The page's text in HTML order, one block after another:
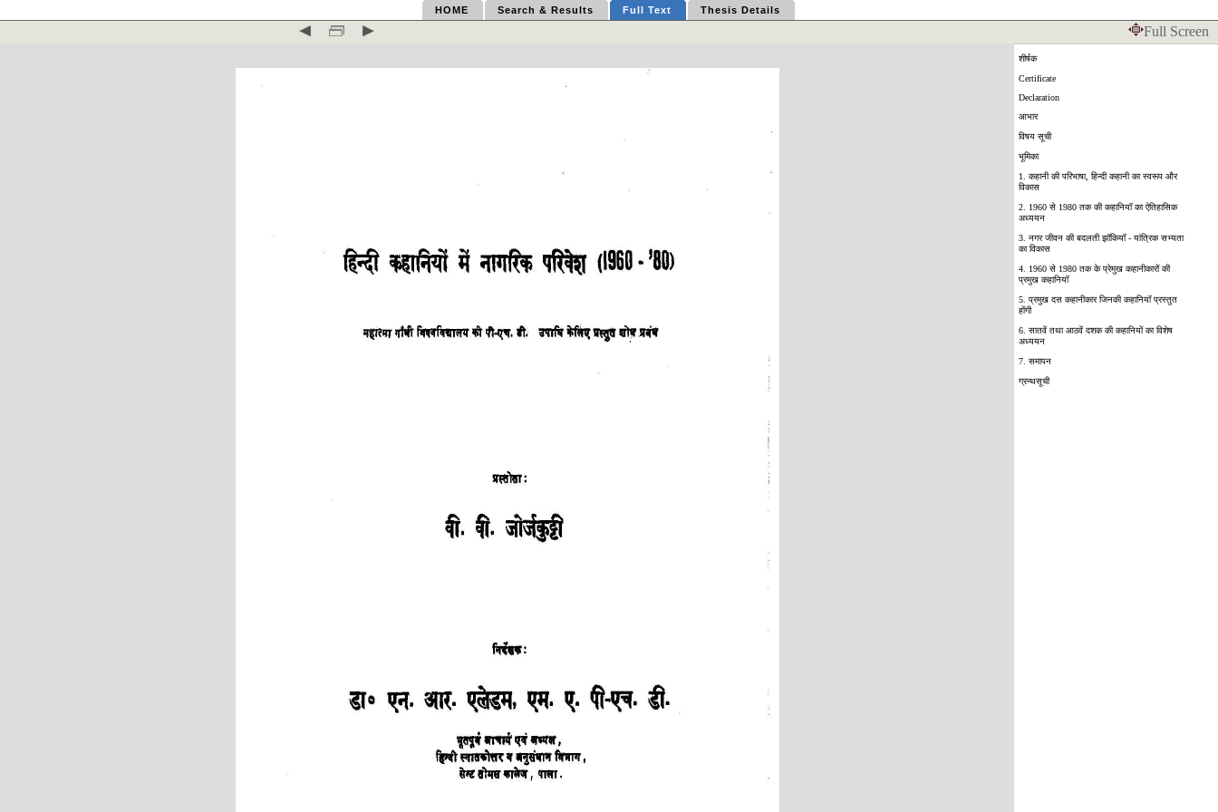
HOME Search & Results Full Text Thesis Details
Full Screen
शीर्षक
Certificate
Declaration
आभार
विषय सूची
भूमिका
1. कहानी की परिभाषा, हिन्दी कहानी का स्वरूप और
विकास
2. 1960 से 1980 तक की कहानियॉ का ऐतिहासिक
अध्ययन
3. नगर जीवन की बदलती झॉकियॉ - यांत्रिक सभ्यता
का विकास
4. 1960 से 1980 तक के प्रेमुख कहानीकारों की
प्रमुख कहानियॉ
5. प्रमुख दस कहानीकार जिनकी कहानियॉ प्रस्तुत
होंगी
6. सातवें तथा आठवें दशक की कहानियों का विशेष
अध्ययन
7. समापन
ग्रन्थसूची